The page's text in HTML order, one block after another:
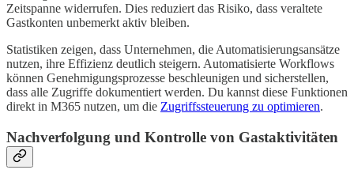
Zeitspanne widerrufen. Dies reduziert das Risiko, dass veraltete
Gastkonten unbemerkt aktiv bleiben.
Statistiken zeigen, dass Unternehmen, die Automatisierungsansätze
nutzen, ihre Effizienz deutlich steigern. Automatisierte Workflows
können Genehmigungsprozesse beschleunigen und sicherstellen,
dass alle Zugriffe dokumentiert werden. Du kannst diese Funktionen
direkt in M365 nutzen, um die Zugriffssteuerung zu optimieren.
Nachverfolgung und Kontrolle von Gastaktivitäten